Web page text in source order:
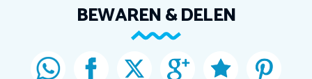
BEWAREN & DELEN